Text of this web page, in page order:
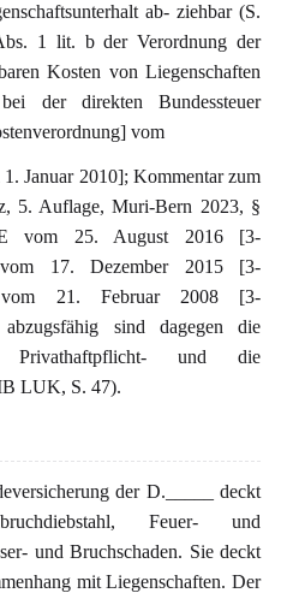
ab- ziehbar (S.
1 lit. b der Verordnung der
Kosten von Liegenschaften
der direkten Bundessteuer
vom
Januar 2010]; Kommentar zum
5. Auflage, Muri-Bern 2023, §
vom 25. August 2016 [3-
17. Dezember 2015 [3-
vom 21. Februar 2008 [3-
sind dagegen die
und die
LUK, S. 47).
der D._____ deckt
Feuer- und
und Bruchschaden. Sie deckt
mit Liegenschaften. Der